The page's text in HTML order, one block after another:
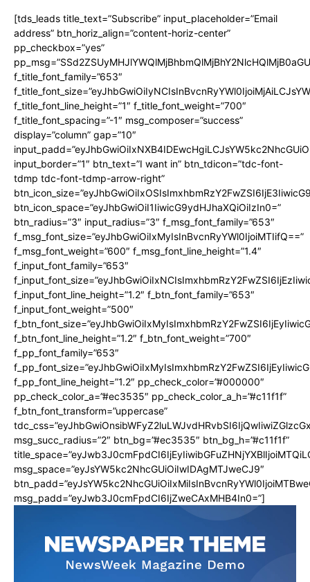
[tds_leads title_text=”Subscribe” input_placeholder=”Email
address” btn_horiz_align=”content-horiz-center”
pp_checkbox=”yes”
f_title_font_family=”653″
f_title_font_line_height=”1″ f_title_font_weight=”700″
f_title_font_spacing=”-1″ msg_composer=”success”
display=”column” gap=”10″
input_border=”1″ btn_text=”I want in” btn_tdicon=”tdc-font-
tdmp tdc-font-tdmp-arrow-right”
btn_icon_space=”eyJhbGwiOiI1IiwicG9ydHJhaXQiOiIzIn0=”
btn_radius=”3″ input_radius=”3″ f_msg_font_family=”653″
f_msg_font_size=”eyJhbGwiOiIxMyIsInBvcnRyYWl0IjoiMTIifQ==”
f_msg_font_weight=”600″ f_msg_font_line_height=”1.4″
f_input_font_family=”653″
f_input_font_line_height=”1.2″ f_btn_font_family=”653″
f_input_font_weight=”500″
f_btn_font_line_height=”1.2″ f_btn_font_weight=”700″
f_pp_font_family=”653″
f_pp_font_line_height=”1.2″ pp_check_color=”#000000″
pp_check_color_a=”#ec3535″ pp_check_color_a_h=”#c11f1f”
f_btn_font_transform=”uppercase”
msg_succ_radius=”2″ btn_bg=”#ec3535″ btn_bg_h=”#c11f1f”
msg_space=”eyJsYW5kc2NhcGUiOiIwIDAgMTJweCJ9″
msg_padd=”eyJwb3J0cmFpdCI6IjZweCAxMHB4In0=”]